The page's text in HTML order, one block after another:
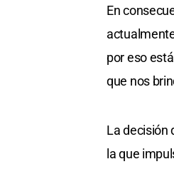
En
por eso
que nos
La decisión
la que